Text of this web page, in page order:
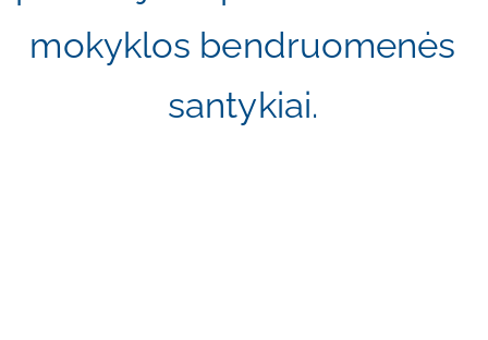
mokyklos bendruomenės
santykiai.